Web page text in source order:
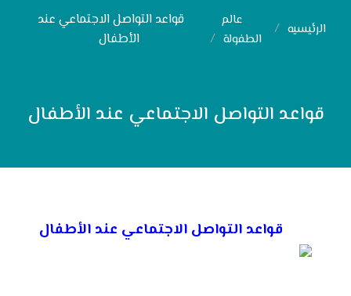
الرئيسيه
عالم
الطفولة
قواعد التواصل الاجتماعي عند
الأطفال
قواعد التواصل الاجتماعي عند الأطفال
قواعد التواصل الاجتماعي عند الأطفال